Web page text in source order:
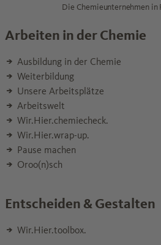
Die Chemieunternehmen in
Arbeiten in der Chemie
Ausbildung in der Chemie
Weiterbildung
Unsere Arbeitsplätze
Arbeitswelt
Wir.Hier.chemiecheck.
Wir.Hier.wrap-up.
Pause machen
Oroo(n)sch
Entscheiden & Gestalten
Wir.Hier.toolbox.